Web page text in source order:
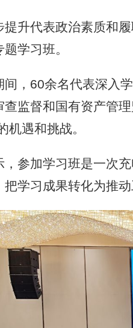
代表政治素质和履
学习班。
60余名代表深入学
监督和国有资产管
机遇和挑战。
加学习班是一次充
学习成果转化为推